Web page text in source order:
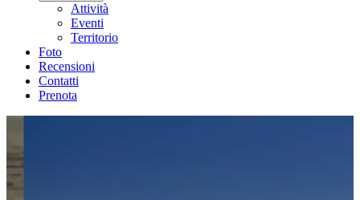
Attività
Eventi
Territorio
Foto
Recensioni
Contatti
Prenota